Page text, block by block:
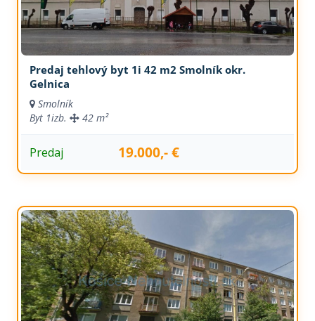
Predaj tehlový byt 1i 42 m2 Smolník okr.
Gelnica
Smolník
Byt 1izb. 42 m²
Predaj 19.000,- €